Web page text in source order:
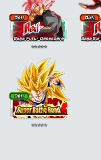
⭐⭐⭐⭐⭐
⭐⭐⭐⭐⭐